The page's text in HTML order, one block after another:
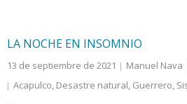
LA NOCHE EN INSOMNIO
13 de septiembre de 2021 Manuel Nava
Acapulco, Desastre natural, Guerrero,